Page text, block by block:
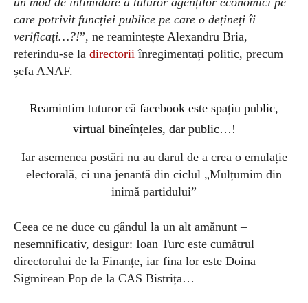
care potrivit funcției publice pe care o dețineți îi
verificați…?!”, ne reamintește Alexandru Bria,
referindu-se la directorii înregimentați politic, precum
șefa ANAF.
Reamintim tuturor că facebook este spațiu public,
virtual bineînțeles, dar public…!
Iar asemenea postări nu au darul de a crea o emulație
electorală, ci una jenantă din ciclul „Mulțumim din
inimă partidului”
Ceea ce ne duce cu gândul la un alt amănunt –
nesemnificativ, desigur: Ioan Turc este cumătrul
directorului de la Finanțe, iar fina lor este Doina
Sigmirean Pop de la CAS Bistrița…